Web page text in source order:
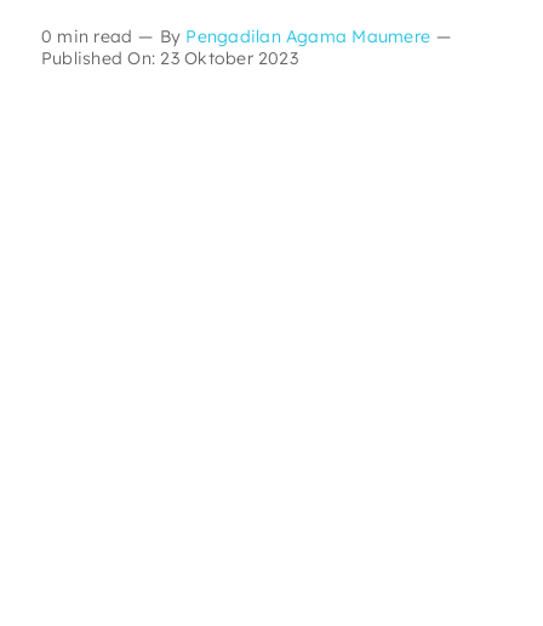
0 min read — By Pengadilan Agama Maumere —
Published On: 23 Oktober 2023